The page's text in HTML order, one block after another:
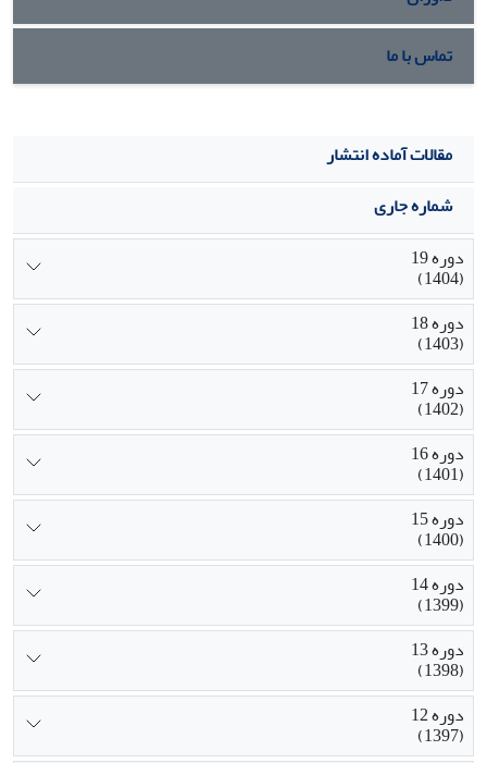
تماس با ما
مقالات آماده انتشار
شماره جاری
دوره 19
(1404)
دوره 18
(1403)
دوره 17
(1402)
دوره 16
(1401)
دوره 15
(1400)
دوره 14
(1399)
دوره 13
(1398)
دوره 12
(1397)